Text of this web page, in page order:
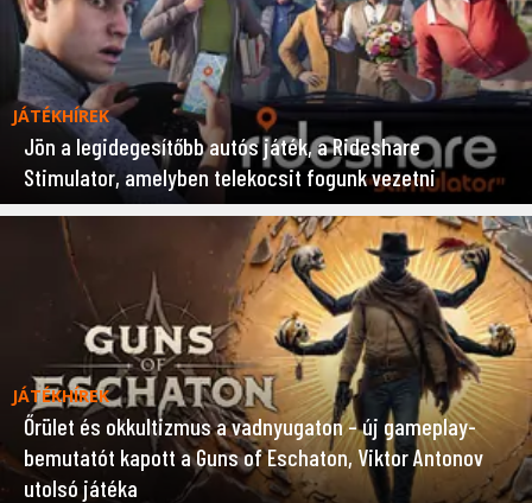
JÁTÉKHÍREK
Jön a legidegesítőbb autós játék, a Rideshare
Stimulator, amelyben telekocsit fogunk vezetni
JÁTÉKHÍREK
Őrület és okkultizmus a vadnyugaton – új gameplay-
bemutatót kapott a Guns of Eschaton, Viktor Antonov
utolsó játéka